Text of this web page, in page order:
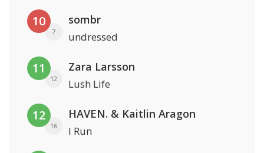
10
7
sombr
undressed
11
12
Zara Larsson
Lush Life
12
16
HAVEN. & Kaitlin Aragon
I Run